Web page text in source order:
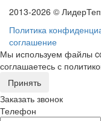
2013-2026 ©
Политика
соглашение
Мы используем файлы
соглашаетесь с
Принять
Заказать звонок
Телефон